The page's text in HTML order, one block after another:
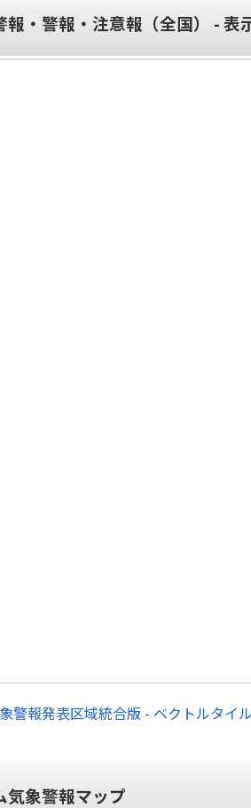
報・警報・注意報（全国） - 表
警報発表区域統合版 - ベクトルタイ
気象警報マップ